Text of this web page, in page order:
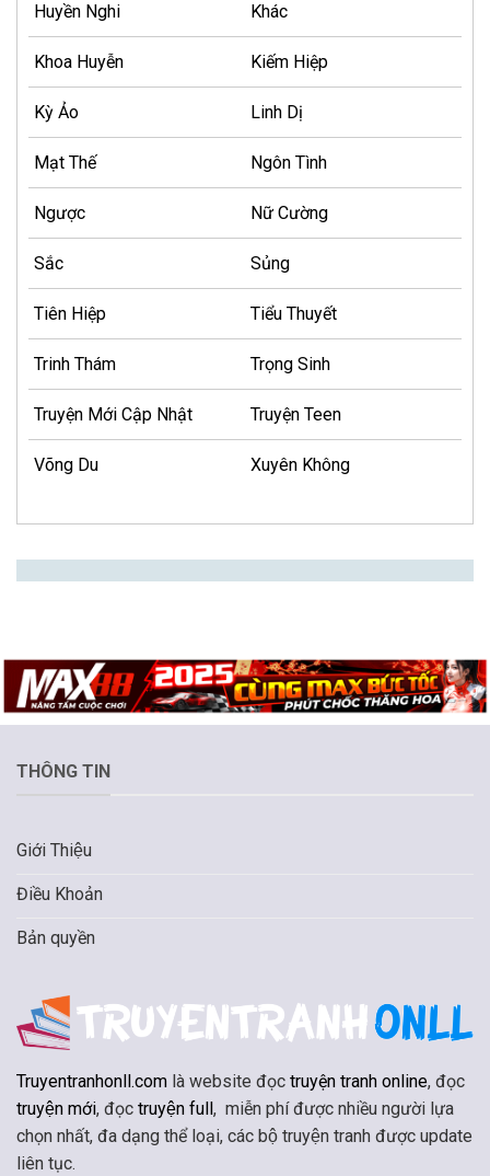
Huyền Nghi Khác
Khoa Huyễn Kiếm Hiệp
Kỳ Ảo Linh Dị
Mạt Thế Ngôn Tình
Ngược Nữ Cường
Sắc Sủng
Tiên Hiệp Tiểu Thuyết
Trinh Thám Trọng Sinh
Truyện Mới Cập Nhật Truyện Teen
Võng Du Xuyên Không
THÔNG TIN
Giới Thiệu
Điều Khoản
Bản quyền
Truyentranhonll.com là website đọc truyện tranh online, đọc
truyện mới, đọc truyện full, miễn phí được nhiều người lựa
chọn nhất, đa dạng thể loại, các bộ truyện tranh được update
liên tục.